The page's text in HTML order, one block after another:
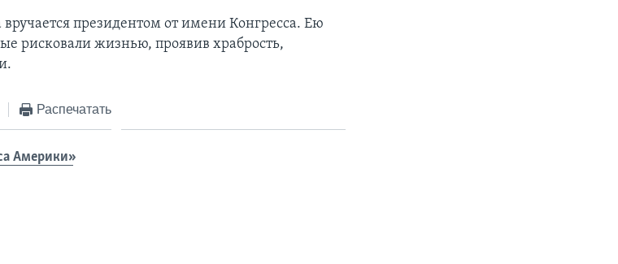
президентом от имени Конгресса. Ею
рисковали жизнью, проявив храбрость,
Распечатать
Америки»